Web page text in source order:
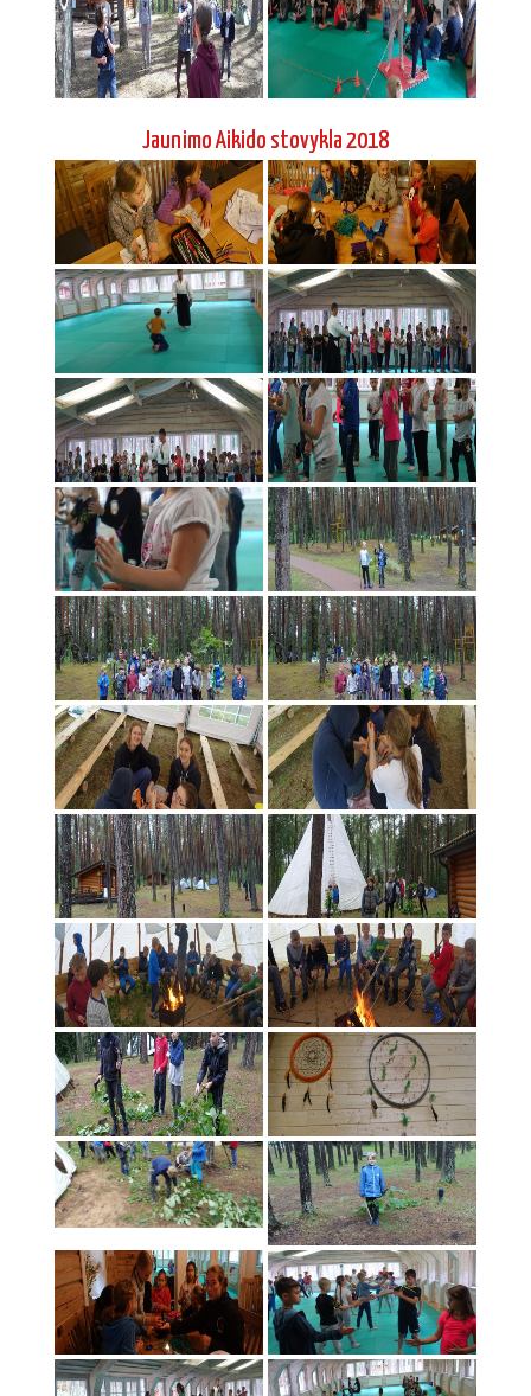
Jaunimo Aikido stovykla 2018